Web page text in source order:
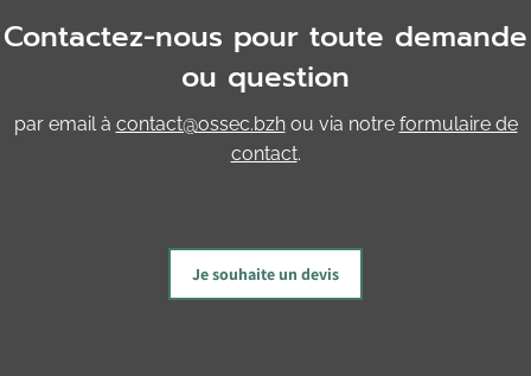
Contactez-nous pour toute demande
ou question
par email à contact@ossec.bzhou via notre formulaire de
contact.
Je souhaite un devis